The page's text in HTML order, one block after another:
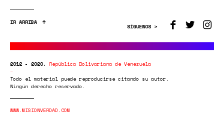
IR ARRIBA
SÍGUENOS >
2012 - 2020. República Bolivariana de Venezuela
Todo el material puede reproducirse citando su autor.
Ningún derecho reservado.
WWW.MISIONVERDAD.COM